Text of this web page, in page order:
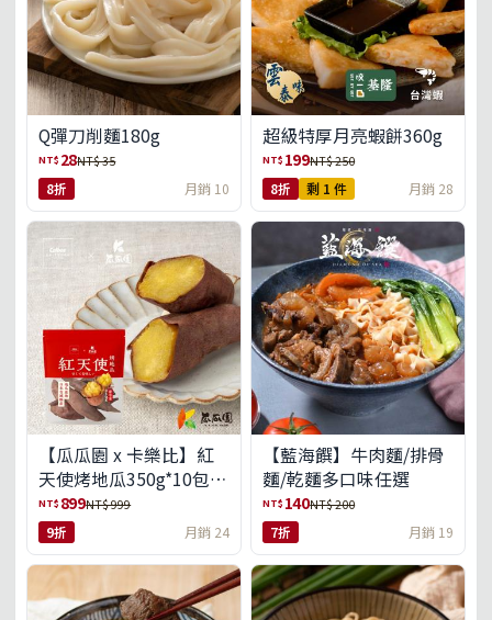
Q彈刀削麵180g
NT$ 28NT$ 35
8折 月銷 10
超級特厚月亮蝦餅360g
NT$ 199NT$ 250
8折 剩 1 件 月銷 28
【瓜瓜園 x 卡樂比】紅
天使烤地瓜350g*10包
(免運組)
NT$ 899NT$ 999
9折 月銷 24
【藍海饌】牛肉麵/排骨
麵/乾麵多口味任選
NT$ 140NT$ 200
7折 月銷 19